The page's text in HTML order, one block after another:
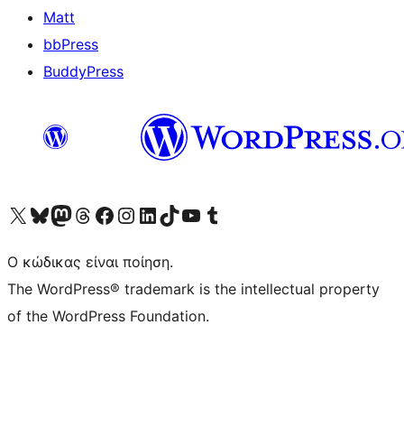
Matt
bbPress
BuddyPress
Visit our X (formerly Twitter) account
Visit our Bluesky account
Επισκεφθείτε τον λογαριασμό μας στο Mastodon
Visit our Threads account
Επισκεφτείτε τη σελίδα μας στο Facebook
Επισκεφθείτε τον λογαριασμό μας Instagram
Επισκεφθείτε τον λογαριασμό μας LinkedIn
Visit our TikTok account
Visit our YouTube channel
Visit our Tumblr account
Ο κώδικας είναι ποίηση.
The WordPress® trademark is the intellectual property
of the WordPress Foundation.